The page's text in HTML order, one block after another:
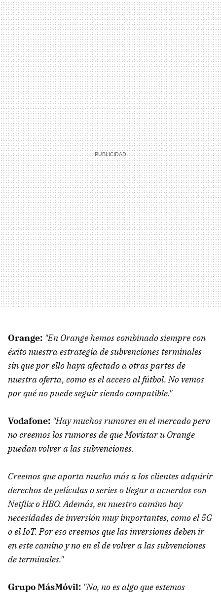
Orange: "En Orange hemos combinado siempre con
éxito nuestra estrategia de subvenciones terminales
sin que por ello haya afectado a otras partes de
nuestra oferta, como es el acceso al fútbol. No vemos
por qué no puede seguir siendo compatible."
Vodafone: "Hay muchos rumores en el mercado pero
no creemos los rumores de que Movistar u Orange
puedan volver a las subvenciones.
Creemos que aporta mucho más a los clientes adquirir
derechos de películas o series o llegar a acuerdos con
Netflix o HBO. Además, en nuestro camino hay
necesidades de inversión muy importantes, como el 5G
o el IoT. Por eso creemos que las inversiones deben ir
en este camino y no en el de volver a las subvenciones
de terminales."
Grupo MásMóvil: "No, no es algo que estemos